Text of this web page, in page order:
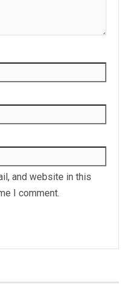
and website in this
I comment.